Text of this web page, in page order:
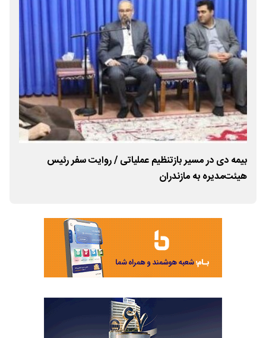
بیمه دی در مسیر بازتنظیم عملیاتی / روایت سفر رئیس
هیئت‌مدیره به مازندران